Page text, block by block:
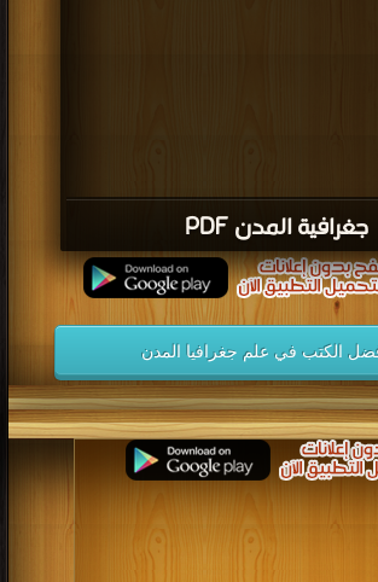
جغرافية المدن PDF
الكتب في علم جغرافيا المدن